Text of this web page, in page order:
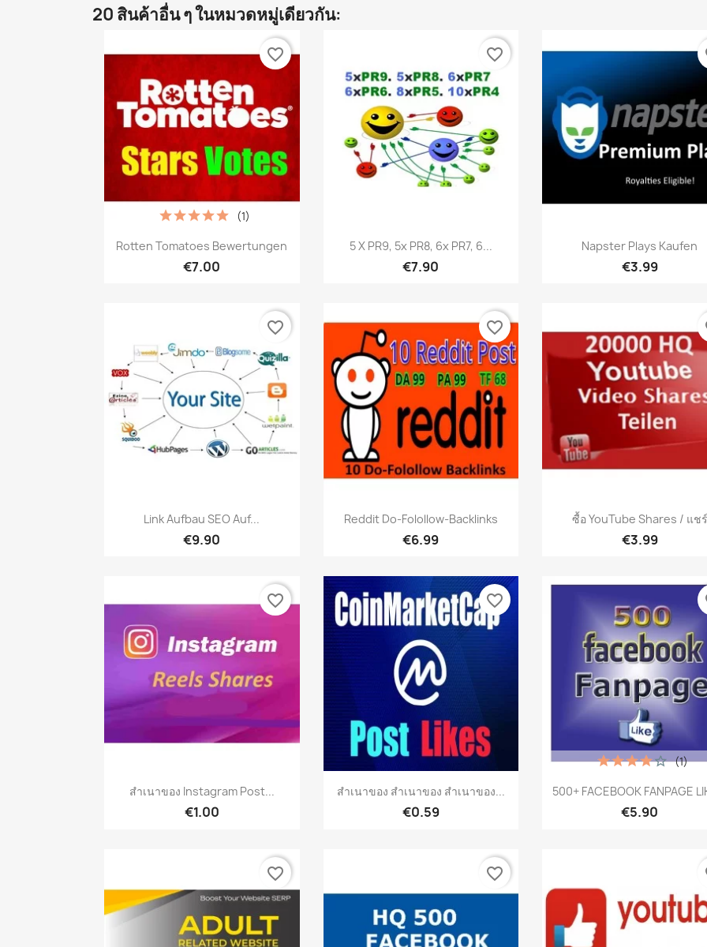
20 สินค้าอื่น ๆ ในหมวดหมู่เดียวกัน:
เปิดหน้าต่างย่อ
Rotten Tomatoes Bewertungen
€7.00
(1)
favorite_border
 เปิดหน้าต่างย่อ
5 X PR9, 5x PR8, 6x PR7, 6...
€7.90
favorite_border
เปิดหน้าต่างย่อ
Napster Plays Kaufen
€3.99
เปิดหน้าต่างย่อ
Link Aufbau SEO Auf...
€9.90
favorite_border
เปิดหน้าต่างย่อ
Reddit Do-Folollow-Backlinks
€6.99
favorite_border
เปิดหน้าต่างย่อ
ซื้อ YouTube Shares / แชร์
€3.99
เปิดหน้าต่างย่อ
สำเนาของ Instagram Post...
€1.00
favorite_border
 เปิดหน้าต่างย่อ
สำเนาของ สำเนาของ สำเนาของ...
€0.59
favorite_border
เปิดหน้าต่างย่อ
500+ FACEBOOK FANPAGE
€5.90
(1)
favorite_border favorite_border